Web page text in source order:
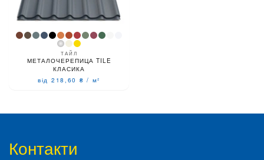
ТАЙЛ
МЕТАЛОЧЕРЕПИЦА TILE
КЛАСИКА
від 218,60 ₴ / м²
Контакти